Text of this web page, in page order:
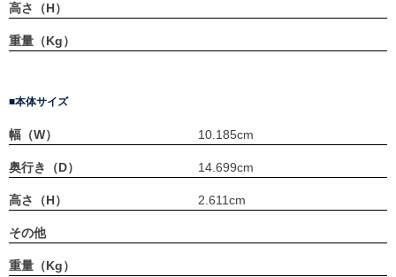
高さ（H）
重量（Kg）
本体サイズ
幅（W） 10.185cm
奥行き（D） 14.699cm
高さ（H） 2.611cm
その他
重量（Kg）